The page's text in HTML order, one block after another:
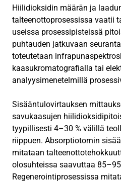
Hiilidioksidin määrän ja
talteenottoprosessissa vaatii
useissa prosessipisteissä
puhtauden jatkuvaan
toteutetaan
kaasukromatografialla tai
analyysimenetelmillä
Sisääntulovirtauksen
savukaasujen
tyypillisesti 4–30 % välillä
riippuen. Absorptiotornin
mitataan
olosuhteissa saavuttaa
Regenerointiprosessissa